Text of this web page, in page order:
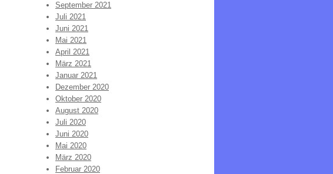
September 2021
Juli 2021
Juni 2021
Mai 2021
April 2021
März 2021
Januar 2021
Dezember 2020
Oktober 2020
August 2020
Juli 2020
Juni 2020
Mai 2020
März 2020
Februar 2020